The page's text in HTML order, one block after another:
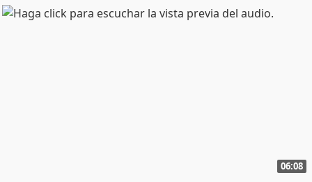
06:08